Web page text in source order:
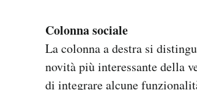
Colonna sociale
La colonna a destra si
novità più interessante della
di integrare alcune